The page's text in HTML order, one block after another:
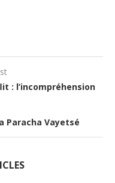
: l’incompréhension
Paracha Vayetsé